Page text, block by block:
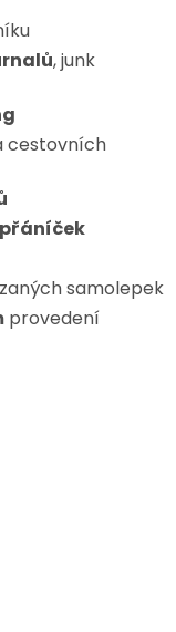
, junk
cestovních
samolepek
provedení